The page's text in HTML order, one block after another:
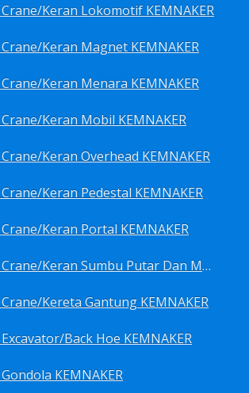
Keran Lokomotif KEMNAKER
Keran Magnet KEMNAKER
Keran Menara KEMNAKER
Keran Mobil KEMNAKER
Keran Overhead KEMNAKER
Keran Pedestal KEMNAKER
Keran Portal KEMNAKER
Sertifikasi Crane/Keran Sumbu Putar Dan Mesin Pancang KEMNAKER
Kereta Gantung KEMNAKER
Back Hoe KEMNAKER
KEMNAKER